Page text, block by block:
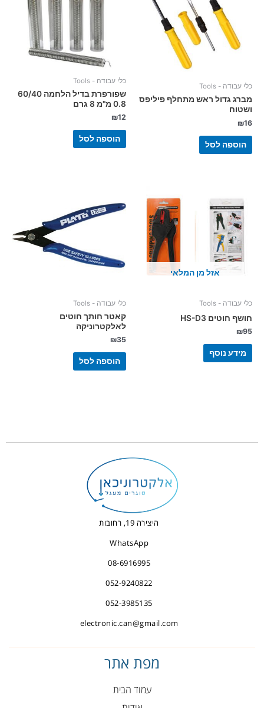
כלי עבודה - Tools
מברג גדול ראש מתחלף פיליפס
ושטוח
₪16
הוספה לסל
כלי עבודה - Tools
שפורפרת בדיל הלחמה 60/40
0.8 מ"מ 8 גרם
₪12
הוספה לסל
אזל מן המלאי
כלי עבודה - Tools
חושף חוטים HS-D3
₪95
מידע נוסף
כלי עבודה - Tools
קאטר חותך חוטים
לאלקטרוניקה
₪35
הוספה לסל
היצירה 19, רחובות
WhatsApp
08-6916995
052-9240822
052-3985135
electronic.can@gmail.com
מפת אתר
עמוד הבית